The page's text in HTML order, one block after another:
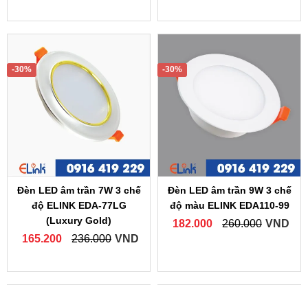
-30%
Đèn LED âm trần 7W 3 chế
độ ELINK EDA-77LG
(Luxury Gold)
165.200 236.000 VND
-30%
Đèn LED âm trần 9W 3 chế
độ màu ELINK EDA110-99
182.000 260.000 VND